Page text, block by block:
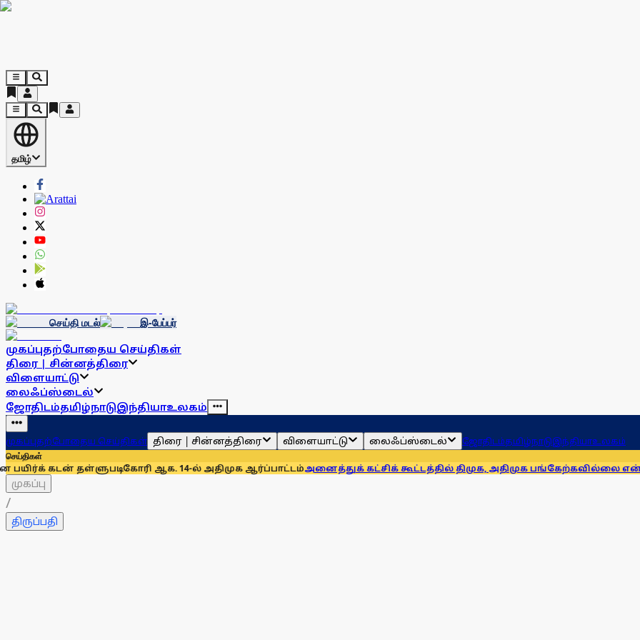
தமிழ்
செய்தி மடல்
இ-பேப்பர்
முகப்புதற்போதைய செய்திகள்
திரை | சின்னத்திரை
விளையாட்டு
லைஃப்ஸ்டைல்
ஜோதிடம்தமிழ்நாடுஇந்தியாஉலகம்
முகப்புதற்போதைய செய்திகள் திரை | சின்னத்திரை விளையாட்டு லைஃப்ஸ்டைல் ஜோதிடம்தமிழ்நாடுஇந்தியாஉலகம்
செய்திகள்
தள்ளுபடிகோரி ஆக. 14-ல் அதிமுக ஆர்ப்பாட்டம்அனைத்துக் கட்சிக் கூட்டத்தில் திமுக, அதிமுக பங்கேற்கவில்லை என்றாலும்
முகப்பு
/
திருப்பதி